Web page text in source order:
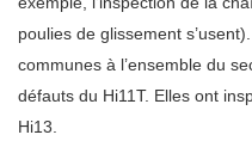
poulies de glissement
communes à l’ensemble du
défauts du Hi11T. Elles ont
Hi13.